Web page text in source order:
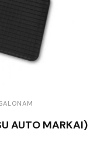
AUTO MARKAI)